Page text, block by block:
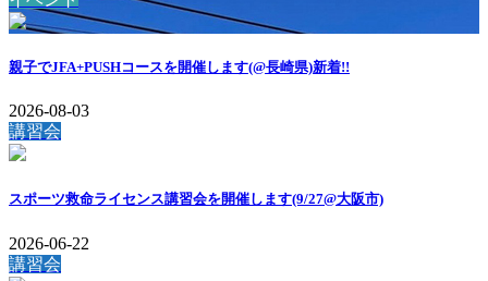
親子でJFA+PUSHコースを開催します(@長崎県)新着!!
2026-08-03
講習会
スポーツ救命ライセンス講習会を開催します(9/27@大阪市)
2026-06-22
講習会